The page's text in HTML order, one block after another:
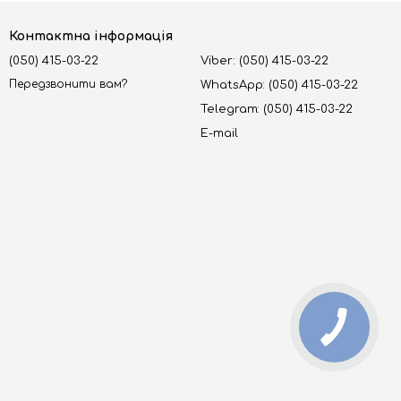
та здоровому стані.
професійний догляд та помітний результат.
його від подальших пошкоджень.
Контактна інформація
(050) 415-03-22
Передзвонити вам?
Viber: (050) 415-03-22
WhatsApp: (050) 415-03-22
Telegram: (050) 415-03-22
E-mail